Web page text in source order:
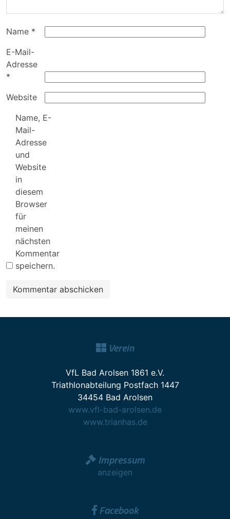
Name *
E-Mail-
Adresse
*
Website
Name, E-
Mail-
Adresse
und
Website
in
diesem
Browser
für
meinen
nächsten
Kommentar
speichern.
Verein
VfL Bad Arolsen 1861 e.V.
Triathlonabteilung Postfach 1447
34454 Bad Arolsen
www.vfl-bad-arolsen.de
www.trianhas.de
Impressum
anzeigen
Facebook